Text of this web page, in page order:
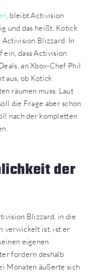
, bleibt Activision
und das heißt, Kotick
Activision Blizzard. In
dass Activision
an Xbox-Chef Phil
aus, ob Kotick
räumen muss. Laut
die Frage aber schon
nach der kompletten
der
Blizzard, in die
verwickelt ist, ist er
eigenen
fordern deshalb
Monaten äußerte sich